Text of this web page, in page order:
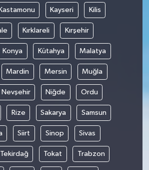
Kastamonu Kayseri Kilis
Kırklareli Kırşehir
Konya Kütahya Malatya
Mardin Mersin Muğla
Nevşehir Niğde Ordu
Rize Sakarya Samsun
Siirt Sinop Sivas
Tekirdağ Tokat Trabzon